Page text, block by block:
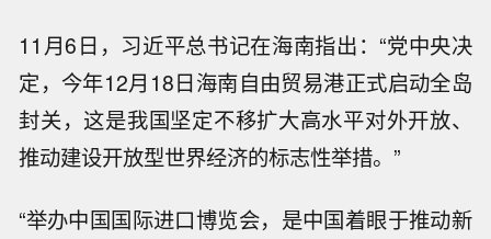
11月6日，习近平总书记在海南指出：“党中央决
定，今年12月18日海南自由贸易港正式启动全岛
封关，这是我国坚定不移扩大高水平对外开放、
推动建设开放型世界经济的标志性举措。”
“举办中国国际进口博览会，是中国着眼于推动新